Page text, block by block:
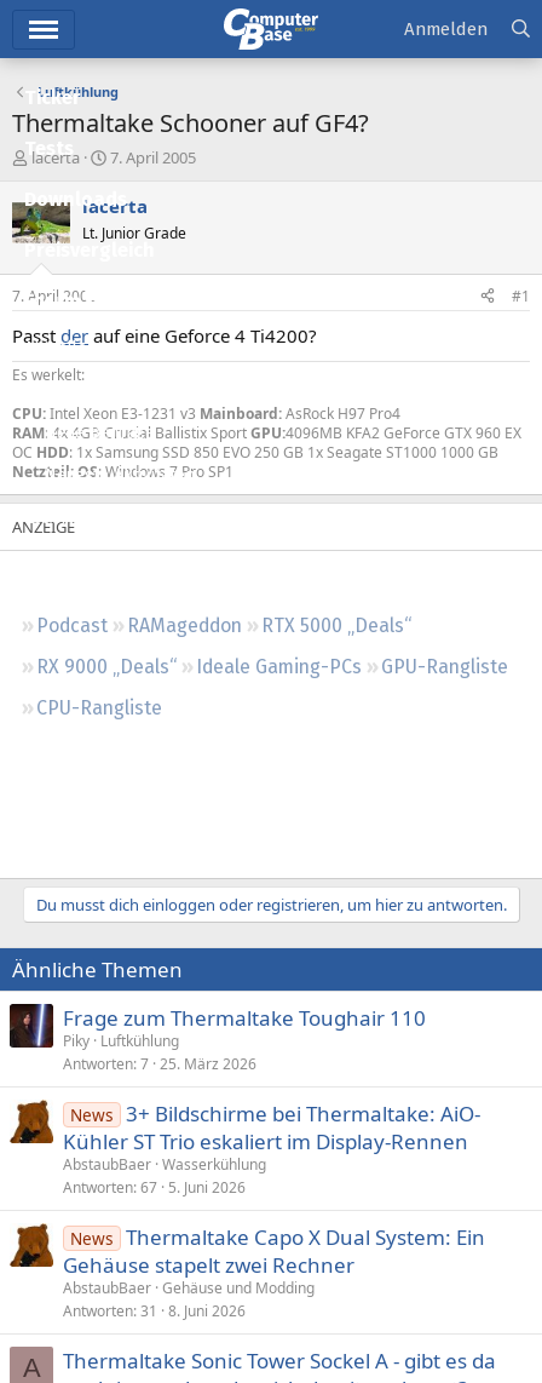
Ticker
Tests
Downloads
Preisvergleich
Forum
Aktuelles
Neue Beiträge
Neueste Aktivitäten
Leserartikel
Podcast RAMageddon
RTX 5000 „Deals“
RX 9000 „Deals“
Ideale Gaming-PCs
GPU-Rangliste
CPU-Rangliste
Anmelden
Luftkühlung
Thermaltake Schooner auf GF4?
E
s
t
e
l
e
r
lacerta
E
s
e
t
a
7. April 2005
lacerta
Lt. Junior Grade
7. April 2005 #1
Passt der auf eine Geforce 4 Ti4200?
Es werkelt:
CPU:Intel Xeon E3-1231 v3 Mainboard:AsRock H97 Pro4
RAM: 4x 4GB Crucial Ballistix SportGPU:4096MB KFA2 GeForce GTX 960 EX
OC HDD: 1x Samsung SSD 850 EVO 250 GB 1x Seagate ST1000 1000 GB
Netzteil: OS: Windows 7 Pro SP1
Du musst dich einloggen oder registrieren, um hier zu antworten.
Ähnliche Themen
Frage zum Thermaltake Toughair 110
Piky Luftkühlung
Antworten 7 25. März 2026
News 3+ Bildschirme bei Thermaltake: AiO-
Kühler ST Trio eskaliert im Display-Rennen
AbstaubBaer Wasserkühlung
Antworten 67 5. Juni 2026
News Thermaltake Capo X Dual System: Ein
Gehäuse stapelt zwei Rechner
AbstaubBaer Gehäuse und Modding
Antworten 31 8. Juni 2026
A
Thermaltake Sonic Tower Sockel A - gibt es da